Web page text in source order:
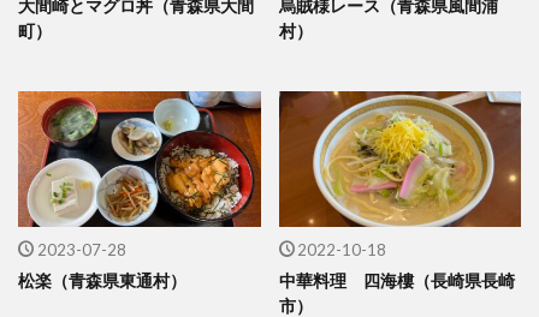
大間崎とマグロ丼（青森県大間
町）
烏賊様レース（青森県風間浦
村）
2023-07-28
松楽（青森県東通村）
2022-10-18
中華料理 四海樓（長崎県長崎
市）